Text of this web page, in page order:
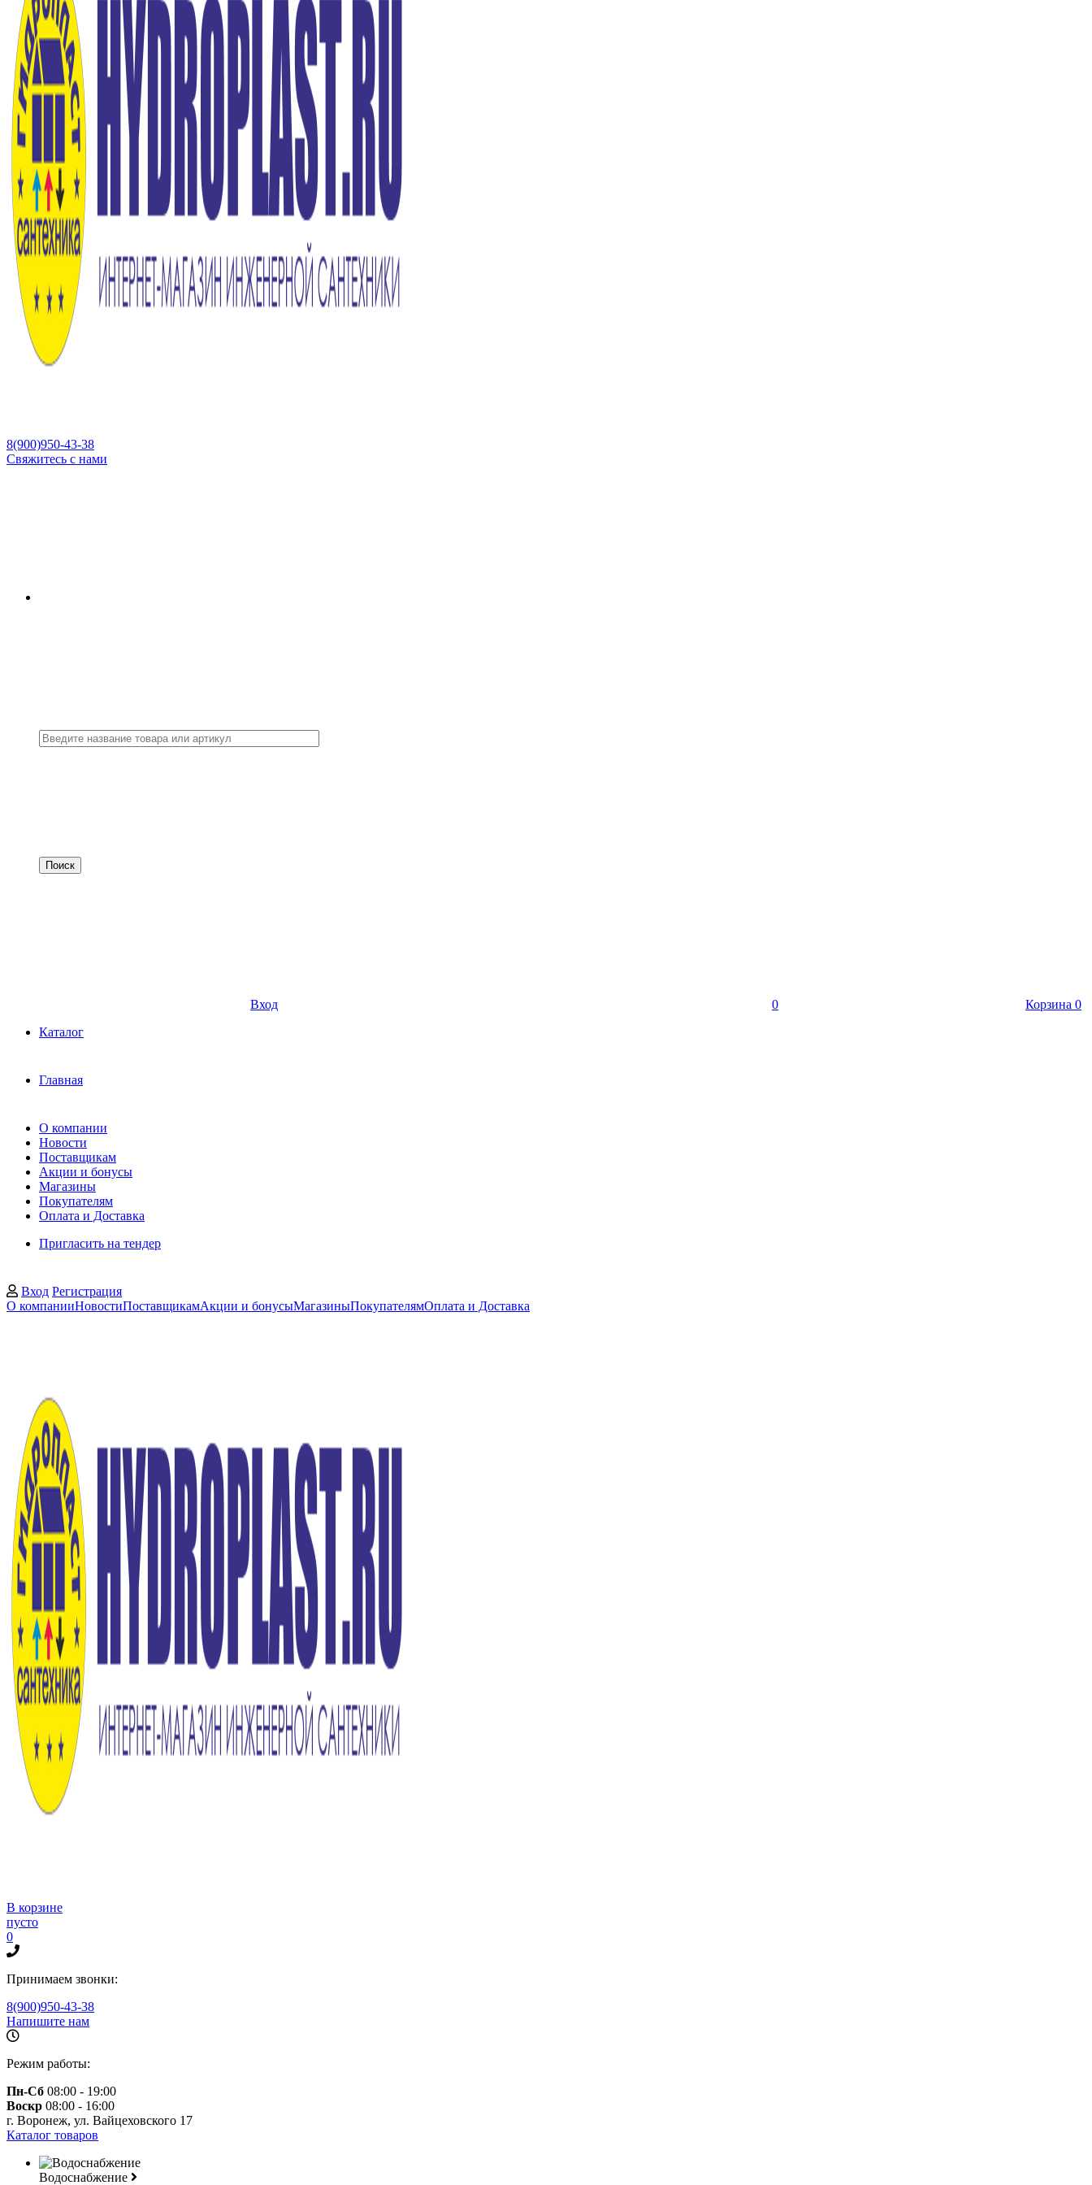
8(900)950-43-38
Свяжитесь с нами
Вход 0 Корзина 0
Каталог
Главная
О компании
Новости
Поставщикам
Акции и бонусы
Магазины
Покупателям
Оплата и Доставка
Пригласить на тендер
Вход Регистрация
О компанииНовостиПоставщикамАкции и бонусыМагазиныПокупателямОплата и Доставка
В корзине
пусто
0
Принимаем звонки:
8(900)950-43-38
Напишите нам
Режим работы:
Пн-Сб 08:00 - 19:00
Воскр 08:00 - 16:00
г. Воронеж, ул. Вайцеховского 17
Каталог товаров
Водоснабжение